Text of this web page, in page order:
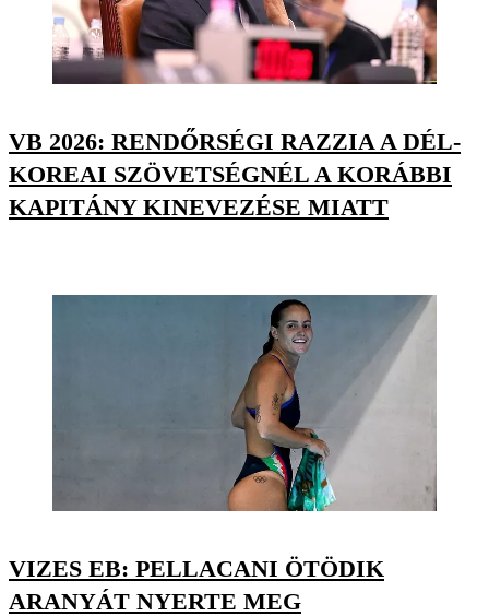
VB 2026: RENDŐRSÉGI RAZZIA A DÉL-
KOREAI SZÖVETSÉGNÉL A KORÁBBI
KAPITÁNY KINEVEZÉSE MIATT
VIZES EB: PELLACANI ÖTÖDIK
ARANYÁT NYERTE MEG